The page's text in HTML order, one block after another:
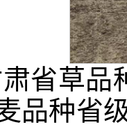
省草品
品种省